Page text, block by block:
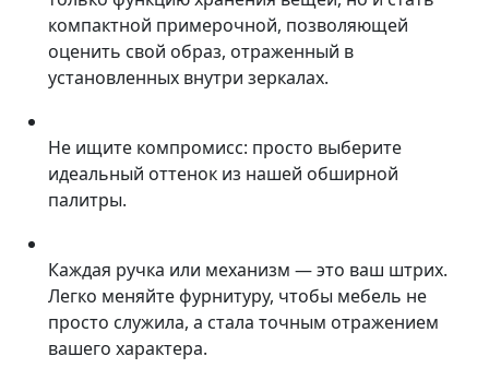
компактной примерочной, позволяющей
оценить свой образ, отраженный в
установленных внутри зеркалах.
Не ищите компромисс: просто выберите
идеальный оттенок из нашей обширной
палитры.
Каждая ручка или механизм — это ваш штрих.
Легко меняйте фурнитуру, чтобы мебель не
просто служила, а стала точным отражением
вашего характера.